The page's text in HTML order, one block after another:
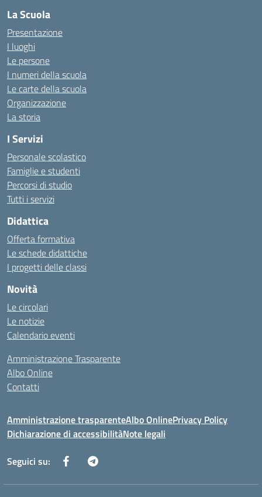
La Scuola
Presentazione
I luoghi
Le persone
I numeri della scuola
Le carte della scuola
Organizzazione
La storia
I Servizi
Personale scolastico
Famiglie e studenti
Percorsi di studio
Tutti i servizi
Didattica
Offerta formativa
Le schede didattiche
I progetti delle classi
Novità
Le circolari
Le notizie
Calendario eventi
Amministrazione Trasparente
Albo Online
Contatti
Amministrazione trasparenteAlbo OnlinePrivacy Policy
Dichiarazione di accessibilitàNote legali
Seguici su: